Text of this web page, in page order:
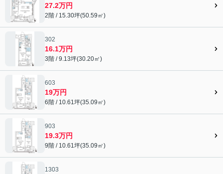
27.2万円
2階 / 15.30坪(50.59㎡)
302
16.1万円
3階 / 9.13坪(30.20㎡)
603
19万円
6階 / 10.61坪(35.09㎡)
903
19.3万円
9階 / 10.61坪(35.09㎡)
1303